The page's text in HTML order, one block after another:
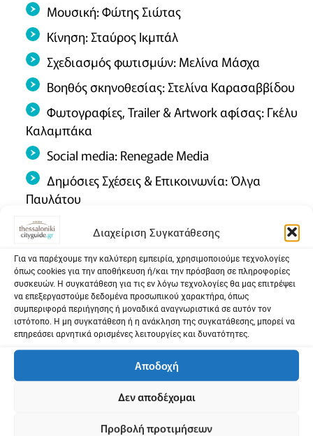
Διαχείριση Συγκατάθεσης
Για να παρέχουμε την καλύτερη εμπειρία, χρησιμοποιούμε τεχνολογίες
όπως cookies για την αποθήκευση ή/και την πρόσβαση σε πληροφορίες
συσκευών. Η συγκατάθεση για τις εν λόγω τεχνολογίες θα μας επιτρέψει
να επεξεργαστούμε δεδομένα προσωπικού χαρακτήρα, όπως
συμπεριφορά περιήγησης ή μοναδικά αναγνωριστικά σε αυτόν τον
ιστότοπο. Η μη συγκατάθεση ή η ανάκληση της συγκατάθεσης, μπορεί να
επηρεάσει αρνητικά ορισμένες λειτουργίες και δυνατότητες.
Αποδοχή
Δεν αποδέχομαι
Προβολή προτιμήσεων
Μουσική: Φώτης Σιώτας
Κίνηση: Σταύρος Ικμπάλ
Σχεδιασμός φωτισμών: Μελίνα Μάσχα
Βοηθός σκηνοθεσίας: Στελίνα Καρασαββίδου
Φωτογραφίες, Trailer & Artwork αφίσας: Γκέλυ
Καλαμπάκα
Social media: Renegade Media
Δημόσιες Σχέσεις & Επικοινωνία: Όλγα
Παυλάτου
Παραγωγή: Θεατρικές Επιχειρήσεις Τάγαρη
Διανομή
Οθέλλος: Πυγμαλίων Δαδακαρίδης
Ιάγος: Μιχάλης Σαράντης
Αιμιλία: Στεφανία Γουλιώτη
Δυσδαιμόνα: Ιωάννα Δεμερτζίδου
Βραβάντιος: Φώτης Θωμαΐδης
Κάσσιος: Βαγγέλης Αμπατζής